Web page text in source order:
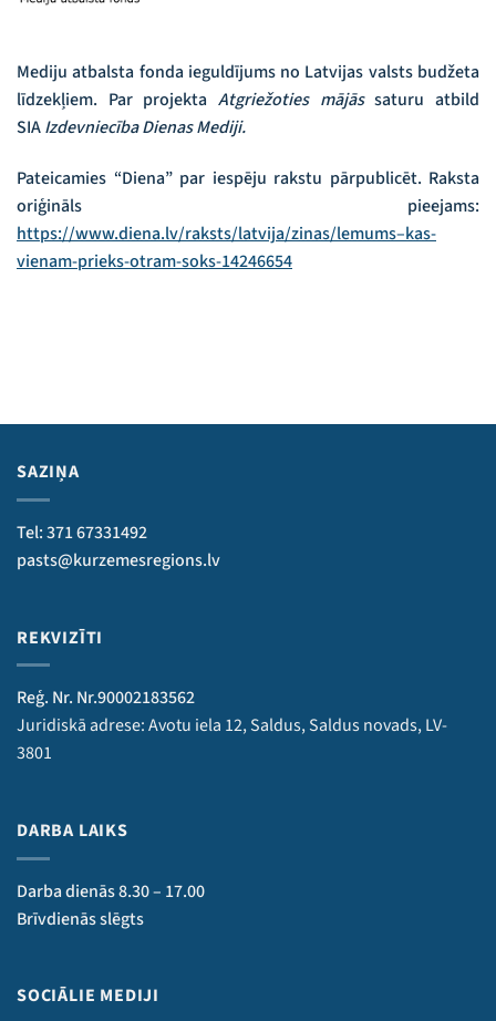
Mediju atbalsta fonda ieguldījums no Latvijas valsts budžeta
līdzekļiem. Par projekta Atgriežoties mājāssaturu atbild
SIAIzdevniecība Dienas Mediji.
Pateicamies “Diena” par iespēju rakstu pārpublicēt. Raksta
oriģināls pieejams:
https://www.diena.lv/raksts/latvija/zinas/lemums–kas-
vienam-prieks-otram-soks-14246654
SAZIŅA
Tel: 371 67331492
pasts@kurzemesregions.lv
REKVIZĪTI
Reģ. Nr. Nr.90002183562
Juridiskā adrese: Avotu iela 12, Saldus, Saldus novads, LV-
3801
DARBA LAIKS
Darba dienās 8.30 – 17.00
Brīvdienās slēgts
SOCIĀLIE MEDIJI